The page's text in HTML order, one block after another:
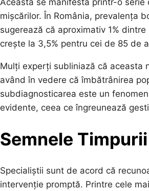
mișcărilor. În România, prevalența
sugerează că aproximativ 1%
crește la 3,5% pentru cei de 85 de
Mulți experți subliniază că aceasta
având în vedere că îmbătrânirea
subdiagnosticarea este un
evidente, ceea ce îngreunează
Semnele
Specialiștii sunt de acord că
intervenție promptă. Printre cele